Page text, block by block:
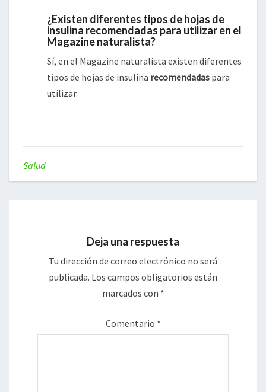
¿Existen diferentes tipos de hojas de
insulina recomendadas para utilizar en el
Magazine naturalista?
Sí, en el Magazine naturalista existen diferentes
tipos de hojas de insulina recomendadas para
utilizar.
Salud
Deja una respuesta
Tu dirección de correo electrónico no será
publicada. Los campos obligatorios están
marcados con *
Comentario *